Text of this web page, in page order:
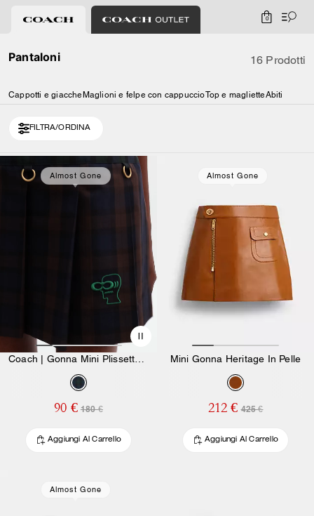
0
Pantaloni 16 Prodotti
Cappotti e giacche Maglioni e felpe con cappuccioTop e maglietteAbiti
FILTRA/ORDINA
Loaded 6 more products, showing 16 items.
Almost Gone
90 € 180 €
Aggiungi Al Carrello
Almost Gone
Mini Gonna Heritage In Pelle
212 € 425 €
Aggiungi Al Carrello
Almost Gone